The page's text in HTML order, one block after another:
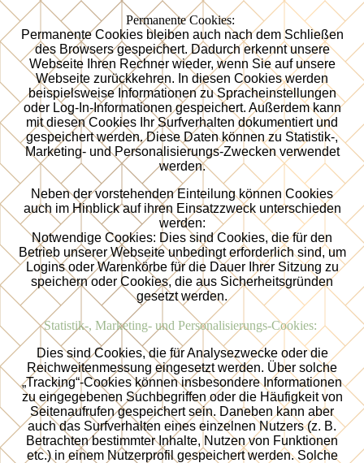
Permanente Cookies:
Permanente Cookies bleiben auch nach dem Schließen
des Browsers gespeichert. Dadurch erkennt unsere
Webseite Ihren Rechner wieder, wenn Sie auf unsere
Webseite zurückkehren. In diesen Cookies werden
beispielsweise Informationen zu Spracheinstellungen
oder Log-In-Informationen gespeichert. Außerdem kann
mit diesen Cookies Ihr Surfverhalten dokumentiert und
gespeichert werden. Diese Daten können zu Statistik-,
Marketing- und Personalisierungs-Zwecken verwendet
werden.
Neben der vorstehenden Einteilung können Cookies
auch im Hinblick auf ihren Einsatzzweck unterschieden
werden:
Notwendige Cookies: Dies sind Cookies, die für den
Betrieb unserer Webseite unbedingt erforderlich sind, um
Logins oder Warenkörbe für die Dauer Ihrer Sitzung zu
speichern oder Cookies, die aus Sicherheitsgründen
gesetzt werden.
Statistik-, Marketing- und Personalisierungs-Cookies:
Dies sind Cookies, die für Analysezwecke oder die
Reichweitenmessung eingesetzt werden. Über solche
„Tracking“-Cookies können insbesondere Informationen
zu eingegebenen Suchbegriffen oder die Häufigkeit von
Seitenaufrufen gespeichert sein. Daneben kann aber
auch das Surfverhalten eines einzelnen Nutzers (z. B.
Betrachten bestimmter Inhalte, Nutzen von Funktionen
etc.) in einem Nutzerprofil gespeichert werden. Solche